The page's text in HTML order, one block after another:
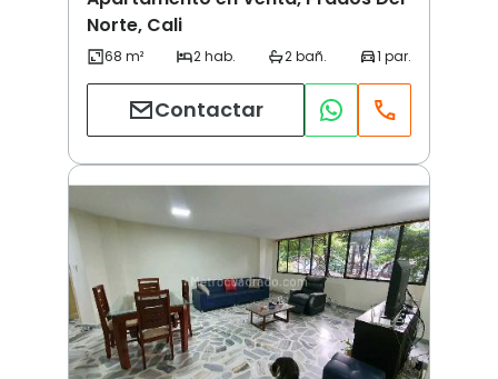
Norte, Cali
Contactar